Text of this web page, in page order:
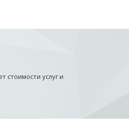
услуг и